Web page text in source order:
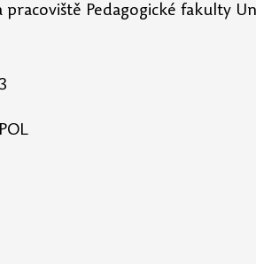
pracoviště Pedagogické fakulty